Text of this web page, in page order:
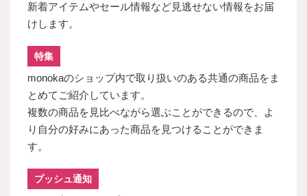
新着アイテムやセール情報など見逃せない情報をお届
けします。
特集
monokaのショップ内で取り扱いのある共通の商品をま
とめてご紹介しています。
複数の商品を見比べながら選ぶことができるので、よ
り自分の好みにあった商品を見つけることができま
す。
プッシュ通知